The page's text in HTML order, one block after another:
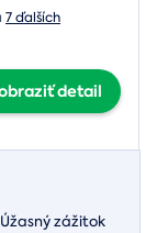
7 ďalších
detail
zážitok